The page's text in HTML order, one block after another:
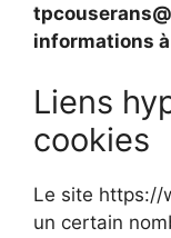
informations
Liens
cookies
Le site https://
un certain